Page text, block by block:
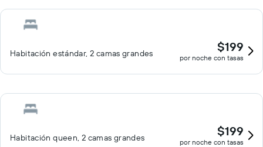
Habitación estándar, 2 camas grandes $199
por noche con tasas
Habitación queen, 2 camas grandes $199
por noche con tasas